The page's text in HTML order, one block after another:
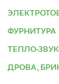
ФУРНИТУРА
ТЕПЛО-
ДРОВА,